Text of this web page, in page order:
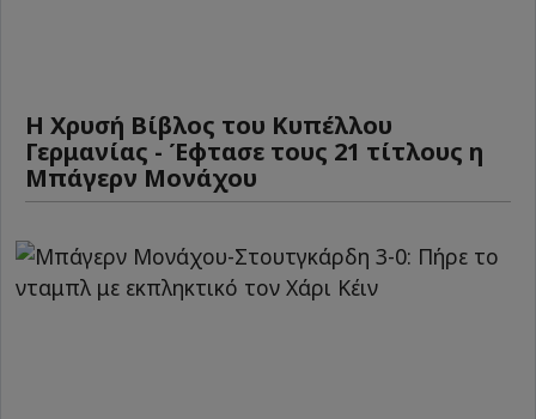
Η Χρυσή Βίβλος του Κυπέλλου
Γερμανίας - Έφτασε τους 21 τίτλους η
Μπάγερν Μονάχου